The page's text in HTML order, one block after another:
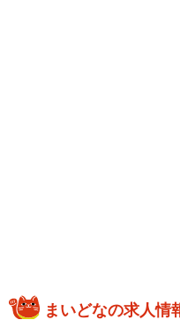
ディネートが完成する一
まいどなの求人情